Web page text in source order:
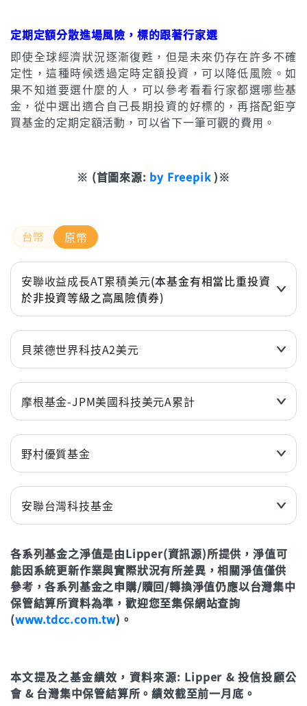
定期定額分散進場風險，標的跟著行家選
即使全球經濟狀況逐漸復甦，但是未來仍存在許多不確
定性，這種時候透過定時定額投資，可以降低風險。如
果不知道要選什麼的人，可以參考看看行家都選哪些基
金，從中選出適合自己長期投資的好標的，再搭配鉅亨
買基金的定期定額活動，可以省下一筆可觀的費用。
※ (首圖來源: by Freepik)※
原幣
安聯收益成長AT累積美元(本基金有相當比重投資
於非投資等級之高風險債券)
近6個月
3.61%
近1年(%)
9.64%
近2年(%)
近3年
32.88%
年初至今
5.25%
立即申購
貝萊德世界科技A2美元
近6個月
19.40%
近1年(%)
29.97%
近2年(%)
近3年
107.17%
年初至今
23.23%
立即申購
摩根基金-JPM美國科技美元A累計
近6個月
4.82%
近1年(%)
9.04%
近2年(%)
近3年
67.00%
年初至今
3.97%
立即申購
野村優質基金
近6個月
61.68%
近1年(%)
139.50%
近2年(%)
180.62%
近3年
220.57%
年初至今
71.00%
安聯台灣科技基金
近6個月
44.57%
近1年(%)
175.24%
近2年(%)
217.25%
近3年
立即申購
各系列基金之淨值是由Lipper(資訊源)所提供，淨值可
能因系統更新作業與實際狀況有所差異，相關淨值僅供
參考，各系列基金之申購/贖回/轉換淨值仍應以台灣集中
保管結算所資料為準，歡迎您至集保網站查詢
(www.tdcc.com.tw)。
本文提及之基金績效，資料來源: Lipper & 投信投顧公
會 & 台灣集中保管結算所。績效截至前一月底。